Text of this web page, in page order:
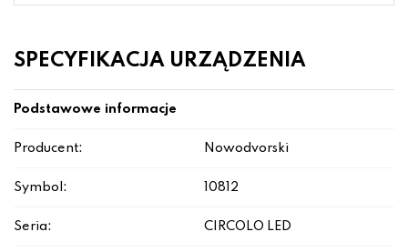
SPECYFIKACJA URZĄDZENIA
Podstawowe informacje
Producent: Nowodvorski
Symbol: 10812
Seria: CIRCOLO LED